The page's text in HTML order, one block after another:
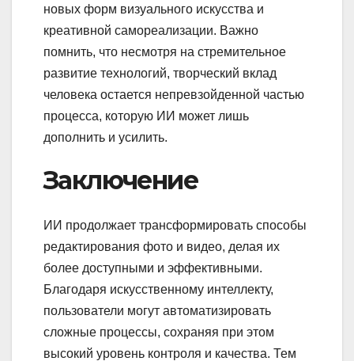
новых форм визуального искусства и
креативной самореализации. Важно
помнить, что несмотря на стремительное
развитие технологий, творческий вклад
человека остается непревзойденной частью
процесса, которую ИИ может лишь
дополнить и усилить.
Заключение
ИИ продолжает трансформировать способы
редактирования фото и видео, делая их
более доступными и эффективными.
Благодаря искусственному интеллекту,
пользователи могут автоматизировать
сложные процессы, сохраняя при этом
высокий уровень контроля и качества. Тем